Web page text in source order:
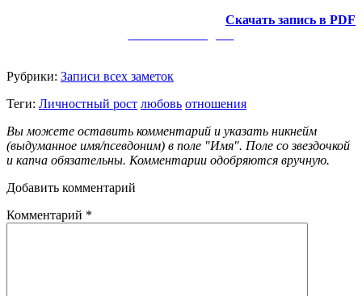
Скачать запись в PDF
Рубрики: Записи всех заметок
Теги: Личностный рост любовь отношения
Вы можете оставить комментарий и указать никнейм
(выдуманное имя/псевдоним) в поле "Имя". Поле со звездочкой
и капча обязательны. Комментарии одобряются вручную.
Добавить комментарий
Комментарий *